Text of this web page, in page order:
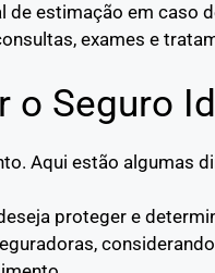
de estimação em caso
exames e
o Seguro
Aqui estão algumas
proteger e